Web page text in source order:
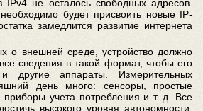
не осталось свободных адресов.
будет присвоить новые IP-
замедлится развитие интернета
о внешней среде, устройство должно
сведения в такой формат, чтобы его
другие аппараты. Измерительных
день много: сенсоры, простые
приборы учета потребления и т. д. Все
высокого уровня автономности.